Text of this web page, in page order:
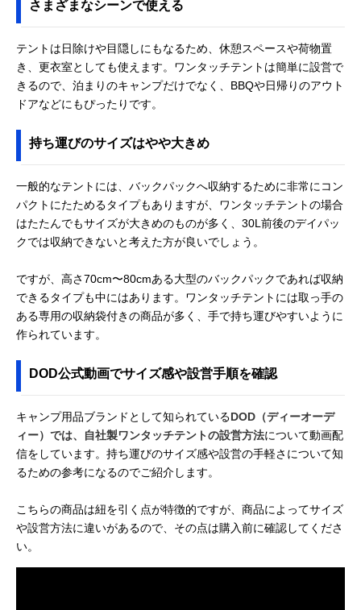
さまざまなシーンで使える
テントは日除けや目隠しにもなるため、休憩スペースや荷物置
き、更衣室としても使えます。ワンタッチテントは簡単に設営で
きるので、泊まりのキャンプだけでなく、BBQや日帰りのアウト
ドアなどにもぴったりです。
持ち運びのサイズはやや大きめ
一般的なテントには、バックパックへ収納するために非常にコン
パクトにたためるタイプもありますが、ワンタッチテントの場合
はたたんでもサイズが大きめのものが多く、30L前後のデイパッ
クでは収納できないと考えた方が良いでしょう。
ですが、高さ70cm〜80cmある大型のバックパックであれば収納
できるタイプも中にはあります。ワンタッチテントには取っ手の
ある専用の収納袋付きの商品が多く、手で持ち運びやすいように
作られています。
DOD公式動画でサイズ感や設営手順を確認
キャンプ用品ブランドとして知られているDOD（ディーオーデ
ィー）では、自社製ワンタッチテントの設営方法について動画配
信をしています。持ち運びのサイズ感や設営の手軽さについて知
るための参考になるのでご紹介します。
こちらの商品は紐を引く点が特徴的ですが、商品によってサイズ
や設営方法に違いがあるので、その点は購入前に確認してくださ
い。